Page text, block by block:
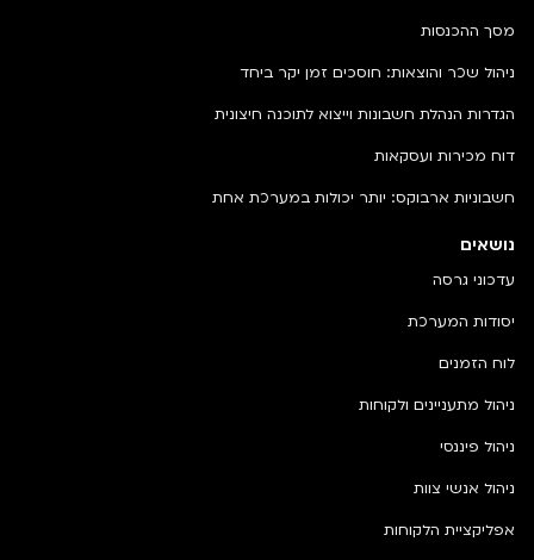
נושאים
עדכוני גרסה
יסודות המערכת
לוח הזמנים
ניהול מתעניינים ולקוחות
ניהול פיננסי
ניהול אנשי צוות
אפליקציית הלקוחות
מסך ההכנסות
ניהול שכר והוצאות: חוסכים זמן יקר ביחד
הגדרות הנהלת חשבונות וייצוא לתוכנה חיצונית
דוח מכירות ועסקאות
חשבוניות ארבוקס: יותר יכולות במערכת אחת